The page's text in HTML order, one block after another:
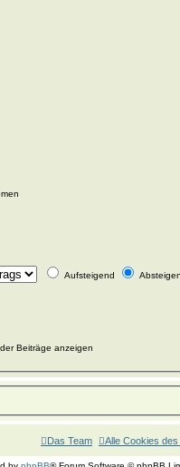
Aufsteigend
Beiträge anzeigen
Alle Cookies
Das Team